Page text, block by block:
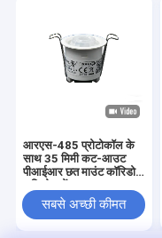
आरएस-485 प्रोटोकॉल के
साथ 35 मिमी कट-आउट
पीआईआर छत माउंट कॉरिडोर
सबसे अच्छी कीमत